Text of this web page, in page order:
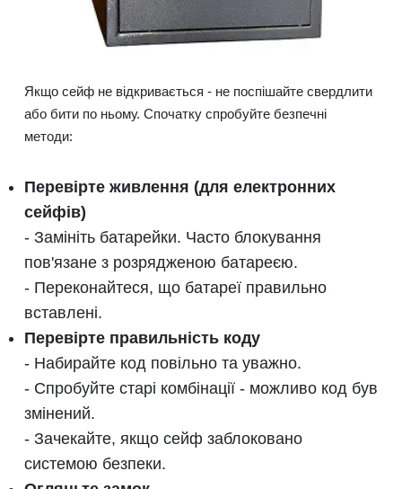
Якщо сейф не відкривається - не поспішайте свердлити
або бити по ньому. Спочатку спробуйте безпечні
методи:
Перевірте живлення (для електронних
сейфів)
- Замініть батарейки. Часто блокування
пов'язане з розрядженою батареєю.
- Переконайтеся, що батареї правильно
вставлені.
Перевірте правильність коду
- Набирайте код повільно та уважно.
- Спробуйте старі комбінації - можливо код був
змінений.
- Зачекайте, якщо сейф заблоковано
системою безпеки.